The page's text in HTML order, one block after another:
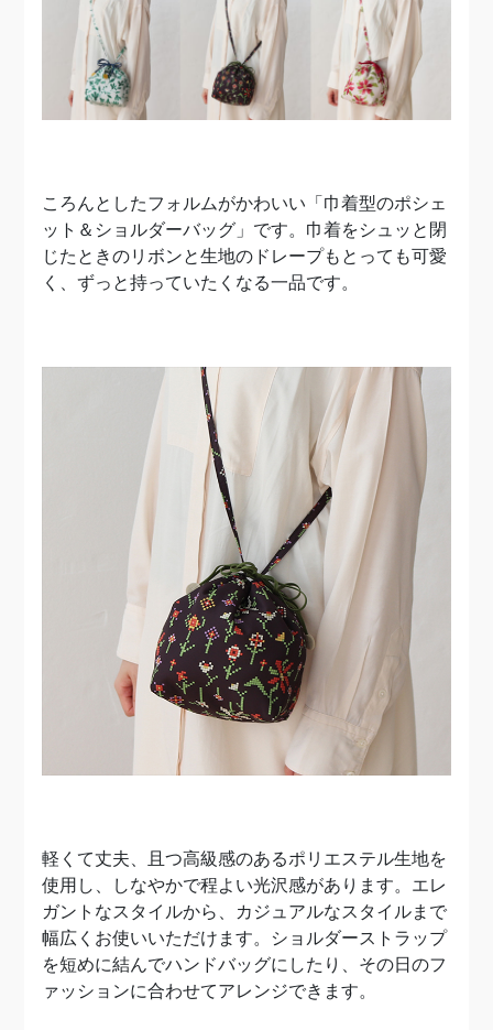
ころんとしたフォルムがかわいい「巾着型のポシェ
ット＆ショルダーバッグ」です。巾着をシュッと閉
じたときのリボンと生地のドレープもとっても可愛
く、ずっと持っていたくなる一品です。
軽くて丈夫、且つ高級感のあるポリエステル生地を
使用し、しなやかで程よい光沢感があります。エレ
ガントなスタイルから、カジュアルなスタイルまで
幅広くお使いいただけます。ショルダーストラップ
を短めに結んでハンドバッグにしたり、その日のフ
ァッションに合わせてアレンジできます。